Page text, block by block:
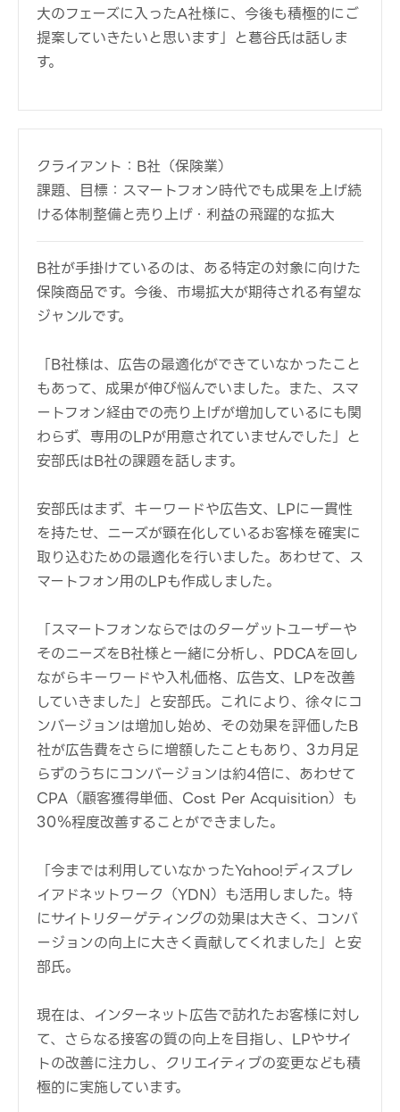
大のフェーズに入ったA社様に、今後も積極的にご
提案していきたいと思います」と葛谷氏は話しま
す。
クライアント：B社（保険業）
課題、目標：スマートフォン時代でも成果を上げ続
ける体制整備と売り上げ・利益の飛躍的な拡大
B社が手掛けているのは、ある特定の対象に向けた
保険商品です。今後、市場拡大が期待される有望な
ジャンルです。
「B社様は、広告の最適化ができていなかったこと
もあって、成果が伸び悩んでいました。また、スマ
ートフォン経由での売り上げが増加しているにも関
わらず、専用のLPが用意されていませんでした」と
安部氏はB社の課題を話します。
安部氏はまず、キーワードや広告文、LPに一貫性
を持たせ、ニーズが顕在化しているお客様を確実に
取り込むための最適化を行いました。あわせて、ス
マートフォン用のLPも作成しました。
「スマートフォンならではのターゲットユーザーや
そのニーズをB社様と一緒に分析し、PDCAを回し
ながらキーワードや入札価格、広告文、LPを改善
していきました」と安部氏。これにより、徐々にコ
ンバージョンは増加し始め、その効果を評価したB
社が広告費をさらに増額したこともあり、3カ月足
らずのうちにコンバージョンは約4倍に、あわせて
CPA（顧客獲得単価、Cost Per Acquisition）も
30％程度改善することができました。
「今までは利用していなかったYahoo!ディスプレ
イアドネットワーク（YDN）も活用しました。特
にサイトリターゲティングの効果は大きく、コンバ
ージョンの向上に大きく貢献してくれました」と安
部氏。
現在は、インターネット広告で訪れたお客様に対し
て、さらなる接客の質の向上を目指し、LPやサイ
トの改善に注力し、クリエイティブの変更なども積
極的に実施しています。